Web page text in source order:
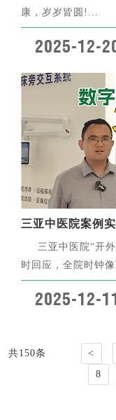
康，岁岁皆圆!...
2025-12-
三亚中医院案例
三亚中医院“开
时回应，全院时钟
2025-12-
共150条 <
8